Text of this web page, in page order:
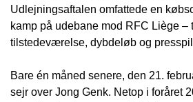
Udlejningsaftalen omfattede en
kamp på udebane mod RFC Liège
tilstedeværelse, dybdeløb og
Bare én måned senere, den 21.
sejr over Jong Genk. Netop i foråret